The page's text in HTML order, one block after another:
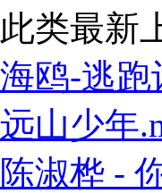
此类最新
海鸥-逃跑
远山少年
陈淑桦 -